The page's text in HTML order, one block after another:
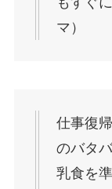
マ）
仕事復
のバタ
乳食を